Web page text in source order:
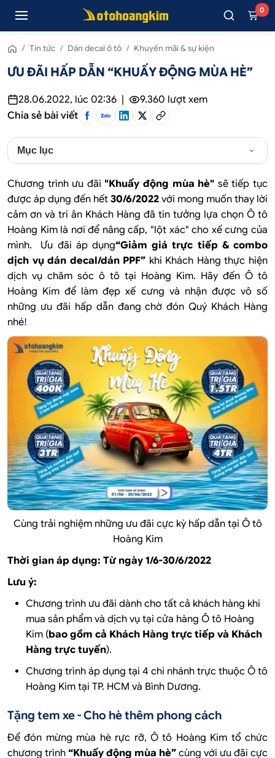
0
/ Tin tức / Dán decal ô tô / Khuyến mãi & sự kiện
ƯU ĐÃI HẤP DẪN “KHUẤY ĐỘNG MÙA HÈ”
28.06.2022, lúc 02:36 9.360 lượt xem
Chia sẻ bài viết
Mục lục
Chương trình ưu đãi "Khuấy động mùa hè" sẽ tiếp tục
được áp dụng đến hết 30/6/2022 với mong muốn thay lời
cảm ơn và tri ân Khách Hàng đã tin tưởng lựa chọn Ô tô
Hoàng Kim là nơi để nâng cấp, "lột xác" cho xế cưng của
mình. Ưu đãi áp dụng“Giảm giá trực tiếp & combo
dịch vụ dán decal/dán PPF” khi Khách Hàng thực hiện
dịch vụ chăm sóc ô tô tại Hoàng Kim. Hãy đến Ô tô
Hoàng Kim để làm đẹp xế cưng và nhận được vô số
những ưu đãi hấp dẫn đang chờ đón Quý Khách Hàng
nhé!
Cùng trải nghiệm những ưu đãi cực kỳ hấp dẫn tại Ô tô
Hoàng Kim
Thời gian áp dụng: Từ ngày 1/6-30/6/2022
Lưu ý:
Chương trình ưu đãi dành cho tất cả khách hàng khi
mua sản phẩm và dịch vụ tại cửa hàng Ô tô Hoàng
Kim (bao gồm cả Khách Hàng trực tiếp và Khách
Hàng trực tuyến).
Chương trình áp dụng tại 4 chi nhánh trực thuộc Ô tô
Hoàng Kim tại TP. HCM và Bình Dương.
Tặng tem xe - Cho hè thêm phong cách
Để đón mừng mùa hè rực rỡ, Ô tô Hoàng Kim tổ chức
chương trình “Khuấy động mùa hè” cùng với ưu đãi cực